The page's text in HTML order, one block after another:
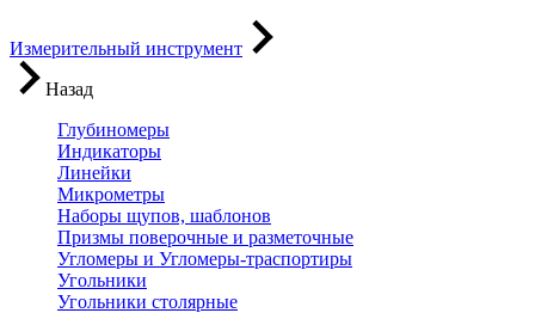
Измерительный инструмент
Назад
Глубиномеры
Индикаторы
Линейки
Микрометры
Наборы щупов, шаблонов
Призмы поверочные и разметочные
Угломеры и Угломеры-траспортиры
Угольники
Угольники столярные